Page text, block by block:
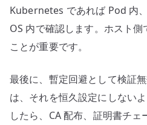
Kubernetes であれば Pod 内
OS 内で確認します。ホスト
ことが重要です。
最後に、暫定回避として検証
は、それを恒久設定にしない
したら、CA 配布、証明書チ